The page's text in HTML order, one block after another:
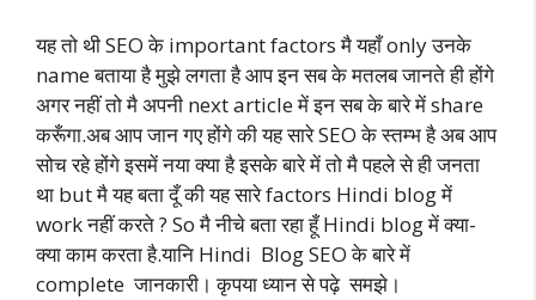
यह तो थी SEO के important factors मै यहाँ only उनके
name बताया है मुझे लगता है आप इन सब के मतलब जानते ही होंगे
अगर नहीं तो मै अपनी next article में इन सब के बारे में share
करूँगा.अब आप जान गए होंगे की यह सारे SEO के स्तम्भ है अब आप
सोच रहे होंगे इसमें नया क्या है इसके बारे में तो मै पहले से ही जनता
था but मै यह बता दूँ की यह सारे factors Hindi blog में
work नहीं करते ? So मै नीचे बता रहा हूँ Hindi blog में क्या-
क्या काम करता है.यानि Hindi Blog SEO के बारे में
complete जानकारी। कृपया ध्यान से पढ़े समझे।